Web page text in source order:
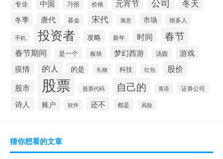
专业 中国 习俗 价格 元宵节 冬天
冬季 唐代 基金 宋代 寓意 市场 很多人
手机 投资者 攻略 新年 时间 春节
春节期间 是一个 板块 梦幻西游 汤圆
游戏
疫情
的人 的是 礼物 科技 红包 股价
股市 股票 股票代码 自己的 英语 证券公司
诗人 账户 软件 还不 都是 风险
猜你想看的文章